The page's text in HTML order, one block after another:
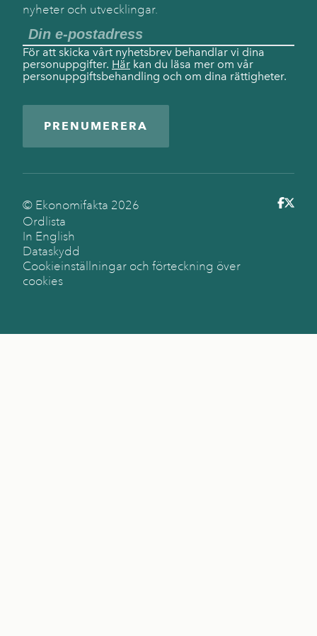
nyheter och utvecklingar.
För att skicka vårt nyhetsbrev behandlar vi dina
personuppgifter. Här kan du läsa mer om vår
personuppgiftsbehandling och om dina rättigheter.
PRENUMERERA
© Ekonomifakta 2026
Ordlista
In English
Dataskydd
Cookieinställningar och förteckning över
cookies